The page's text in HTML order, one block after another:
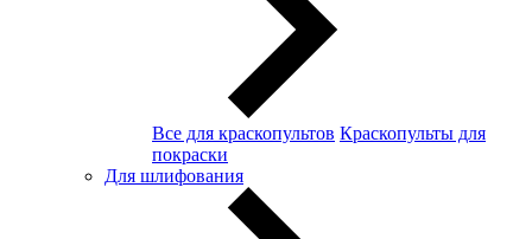
Все для краскопультов Краскопульты для
покраски
Для шлифования